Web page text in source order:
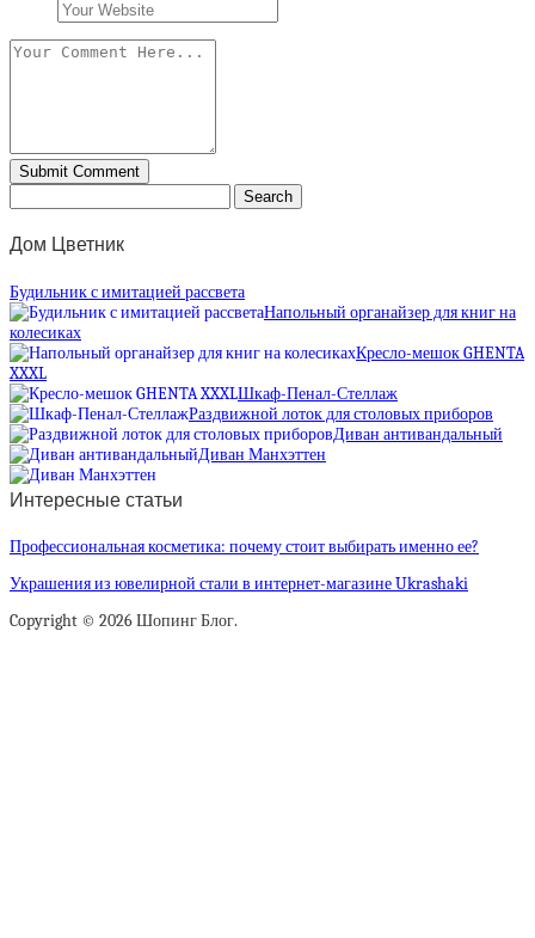
Дом Цветник
Будильник с имитацией рассвета
Напольный органайзер для книг на
колесиках
Кресло-мешок GHENTA
XXXL
Шкаф-Пенал-Стеллаж
Раздвижной лоток для столовых приборов
Диван антивандальный
Диван Манхэттен
Интересные статьи
Профессиональная косметика: почему стоит выбирать именно ее?
Украшения из ювелирной стали в интернет-магазине Ukrashaki
Copyright © 2026 Шопинг Блог.